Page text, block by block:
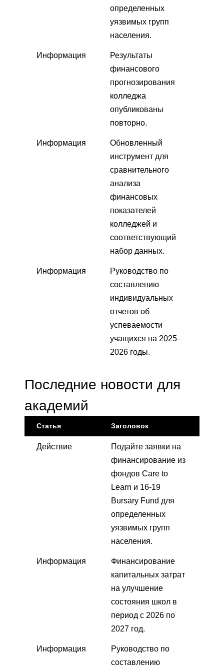
определенных
уязвимых групп
населения.
Информация
Результаты
финансового
прогнозирования
колледжа
опубликованы
повторно.
Информация
Обновленный
инструмент для
сравнительного
анализа
финансовых
показателей
колледжей и
соответствующий
набор данных.
Информация
Руководство по
составлению
индивидуальных
отчетов об
успеваемости
учащихся на 2025–
2026 годы.
Последние новости для
академий
Статья Заголовок
Действие
Подайте заявки на
финансирование из
фондов Care to
Learn и 16-19
Bursary Fund для
определенных
уязвимых групп
населения.
Информация
Финансирование
капитальных затрат
на улучшение
состояния школ в
период с 2026 по
2027 год.
Информация
Руководство по
составлению